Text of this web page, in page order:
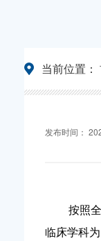
当前位置：
发布时间：
按照
临床学科